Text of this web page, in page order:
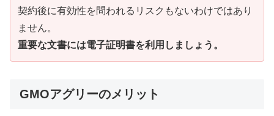
契約後に有効性を問われるリスクもないわけではあり
ません。
重要な文書には電子証明書を利用しましょう。
GMOアグリーのメリット